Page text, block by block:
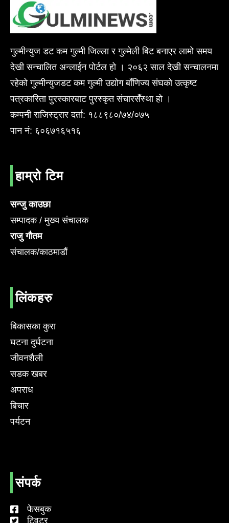
गुल्मीन्युज डट कम गुल्मी जिल्ला र गुल्मेली बिट बनाएर लामो समय
देखी सन्चालित अन्लाईन पोर्टल हो । २०६२ साल देखी सन्चालनमा
रहेको गुल्मीन्युजडट कम गुल्मी उद्योग बाँणिज्य संघको उत्कृष्ट
पत्रकारिता पुरस्कारबाट पुरस्कृत संचारसँस्था हो ।
कम्पनी राजिस्ट्रार दर्ता: १८८९८०/७४/०७५
पान नं: ६०६७१६५१६
हाम्रो टिम
सन्जु काउछा
सम्पादक / मुख्य संचालक
राजु गौतम
संचालक/काठमाडौं
लिंकहरु
बिकासका कुरा
घटना दुर्घटना
जीवनशैली
सडक खबर
अपराध
बिचार
पर्यटन
संपर्क
फेसबुक
ट्विटर